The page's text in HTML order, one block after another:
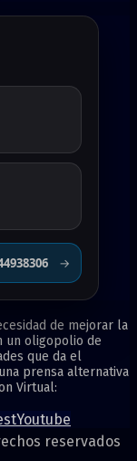
→
de mejorar la
un oligopolio de
que da el
prensa alternativa
Virtual:
Youtube
reservados